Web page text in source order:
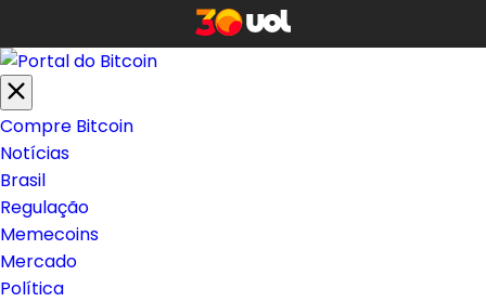
Compre Bitcoin
Notícias
Brasil
Regulação
Memecoins
Mercado
Política